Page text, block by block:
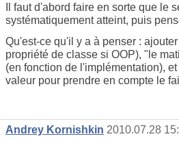
Il faut d'abord faire en sorte que le
systématiquement atteint, puis
Qu'est-ce qu'il y a à penser :
propriété de classe si OOP), "le
(en fonction de l'implémentation),
valeur pour prendre en compte le
Andrey Kornishkin 2010.07.28